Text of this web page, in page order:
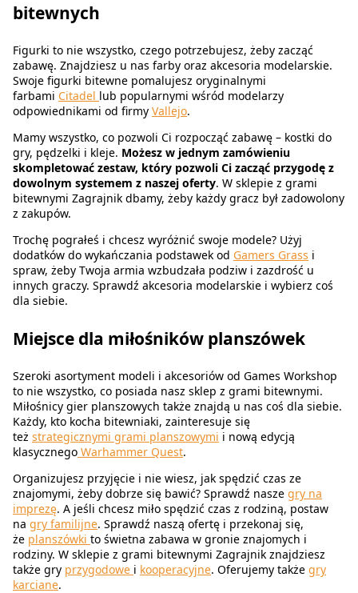
bitewnych
Figurki to nie wszystko, czego potrzebujesz, żeby zacząć
zabawę. Znajdziesz u nas farby oraz akcesoria modelarskie.
Swoje figurki bitewne pomalujesz oryginalnymi
farbami Citadel lub popularnymi wśród modelarzy
odpowiednikami od firmy Vallejo.
Mamy wszystko, co pozwoli Ci rozpocząć zabawę – kostki do
gry, pędzelki i kleje. Możesz w jednym zamówieniu
skompletować zestaw, który pozwoli Ci zacząć przygodę z
dowolnym systemem z naszej oferty. W sklepie z grami
bitewnymi Zagrajnik dbamy, żeby każdy gracz był zadowolony
z zakupów.
Trochę pograłeś i chcesz wyróżnić swoje modele? Użyj
dodatków do wykańczania podstawek od Gamers Grass i
spraw, żeby Twoja armia wzbudzała podziw i zazdrość u
innych graczy. Sprawdź akcesoria modelarskie i wybierz coś
dla siebie.
Miejsce dla miłośników planszówek
Szeroki asortyment modeli i akcesoriów od Games Workshop
to nie wszystko, co posiada nasz sklep z grami bitewnymi.
Miłośnicy gier planszowych także znajdą u nas coś dla siebie.
Każdy, kto kocha bitewniaki, zainteresuje się
też strategicznymi grami planszowymi i nową edycją
klasycznego Warhammer Quest.
Organizujesz przyjęcie i nie wiesz, jak spędzić czas ze
znajomymi, żeby dobrze się bawić? Sprawdź nasze gry na
imprezę. A jeśli chcesz miło spędzić czas z rodziną, postaw
na gry familijne. Sprawdź naszą ofertę i przekonaj się,
że planszówki to świetna zabawa w gronie znajomych i
rodziny. W sklepie z grami bitewnymi Zagrajnik znajdziesz
także gry przygodowe i kooperacyjne. Oferujemy także gry
karciane.